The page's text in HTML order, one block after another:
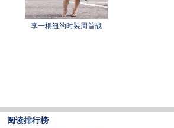
李一桐纽约时装周首战
阅读排行榜